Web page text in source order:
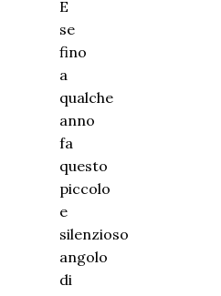
E
se
fino
a
qualche
anno
fa
questo
piccolo
e
silenzioso
angolo
di